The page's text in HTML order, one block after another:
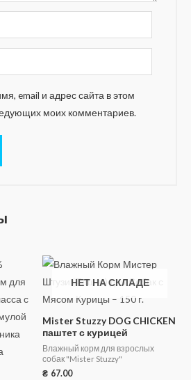
email и адрес сайта в этом
моих комментариев.
НЕТ НА СКЛАДЕ
Mister Stuzzy DOG CHICKEN
паштет с курицей
Влажный корм для взрослых
собак "Mister Stuzzy"
₴ 67.00